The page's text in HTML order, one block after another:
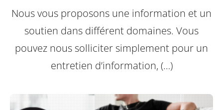
Nous vous proposons une information et un
soutien dans différent domaines. Vous
pouvez nous solliciter simplement pour un
entretien d’information, (…)